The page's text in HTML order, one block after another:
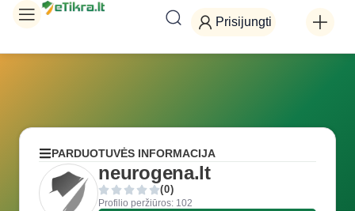
Prisijungti
PARDUOTUVĖS INFORMACIJA
neurogena.lt
(0)
Profilio peržiūros: 102